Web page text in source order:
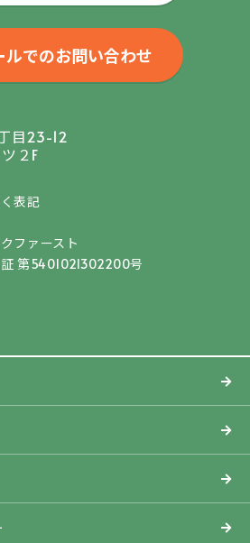
ルでのお問い合わせ
目23-12
２F
表記
ファースト
第5401021302200号